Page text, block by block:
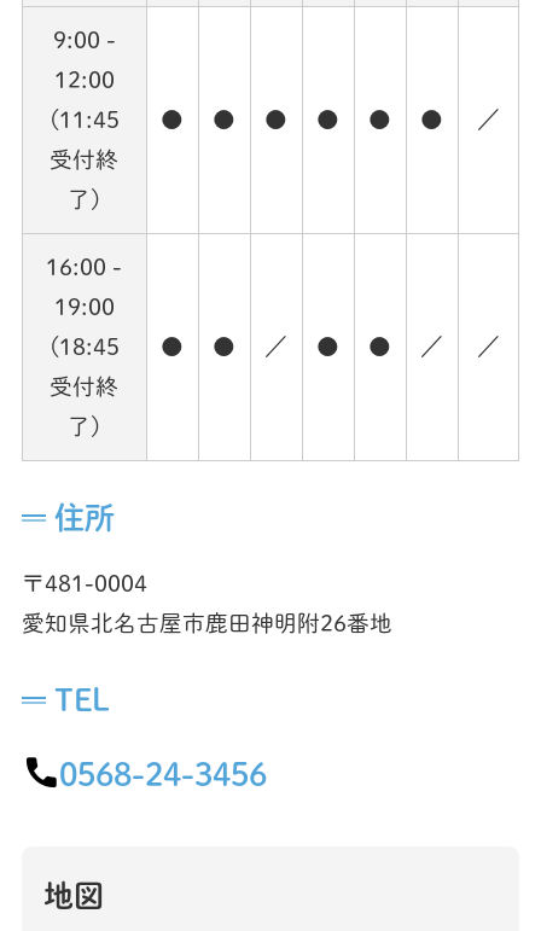
9:00 -
12:00
(11:45
受付終
了)
● ● ● ● ● ● ／
16:00 -
19:00
(18:45
受付終
了)
● ● ／ ● ● ／ ／
住所
〒481-0004
愛知県北名古屋市鹿田神明附26番地
TEL
0568-24-3456
地図